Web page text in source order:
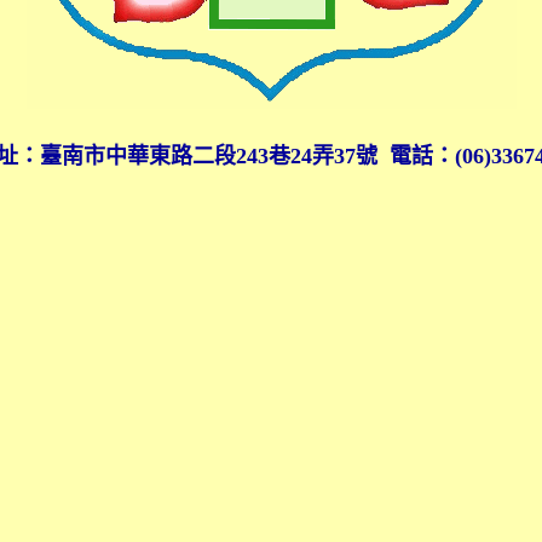
：臺南市中華東路二段243巷24弄37號 電話：